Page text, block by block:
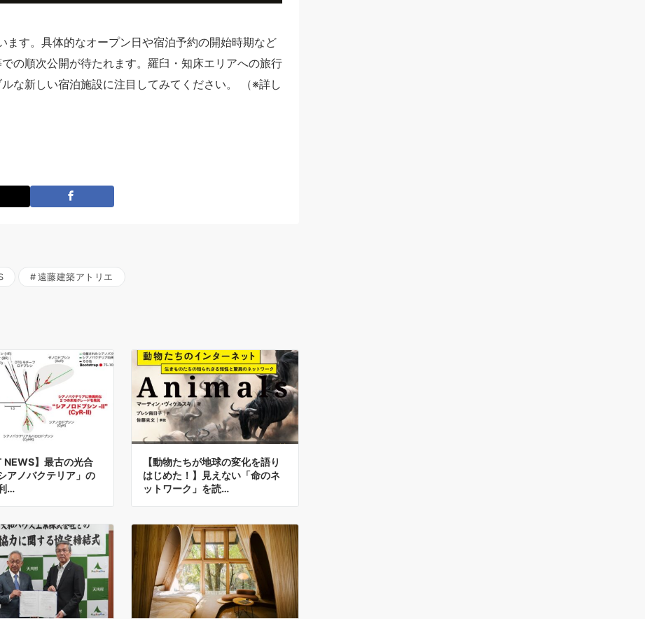
ます。具体的なオープン日や宿泊予約の開始時期など
の順次公開が待たれます。羅臼・知床エリアへの旅行
な新しい宿泊施設に注目してみてください。 （※詳し
遠藤建築アトリエ
NEWS】最古の光合
アノバクテリア」の
…
【動物たちが地球の変化を語り
はじめた！】見えない「命のネ
ットワーク」を読…